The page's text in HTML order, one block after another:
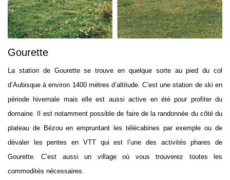
Gourette
La station de Gourette se trouve en quelque sorte au pied du col
d’Aubisque à environ 1400 mètres d’altitude. C’est une station de ski en
période hivernale mais elle est aussi active en été pour profiter du
domaine. Il est notamment possible de faire de la randonnée du côté du
plateau de Bézou en empruntant les télécabines par exemple ou de
dévaler les pentes en VTT qui est l’une des activités phares de
Gourette. C’est aussi un village où vous trouverez toutes les
commodités nécessaires.